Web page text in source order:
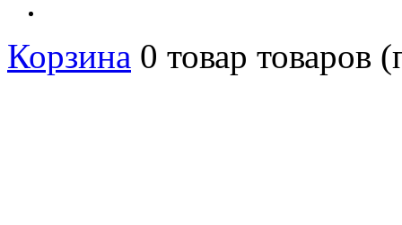
Корзина 0 товар товаров